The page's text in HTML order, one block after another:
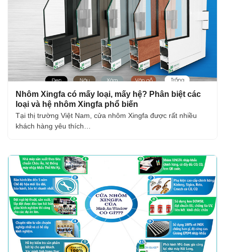
Nhôm Xingfa có mấy loại, mấy hệ? Phân biệt các
loại và hệ nhôm Xingfa phổ biến
Tại thị trường Việt Nam, cửa nhôm Xingfa được rất nhiều
khách hàng yêu thích…